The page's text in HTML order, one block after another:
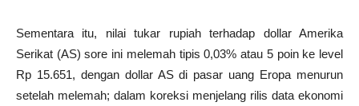
Sementara itu, nilai tukar rupiah terhadap dollar Amerika
Serikat (AS) sore ini melemah tipis 0,03% atau 5 poin ke level
Rp 15.651, dengan dollar AS di pasar uang Eropa menurun
setelah melemah; dalam koreksi menjelang rilis data ekonomi